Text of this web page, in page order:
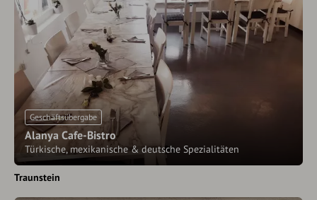
Geschäftsübergabe
Alanya Cafe-Bistro
Türkische, mexikanische & deutsche Spezialitäten
Traunstein